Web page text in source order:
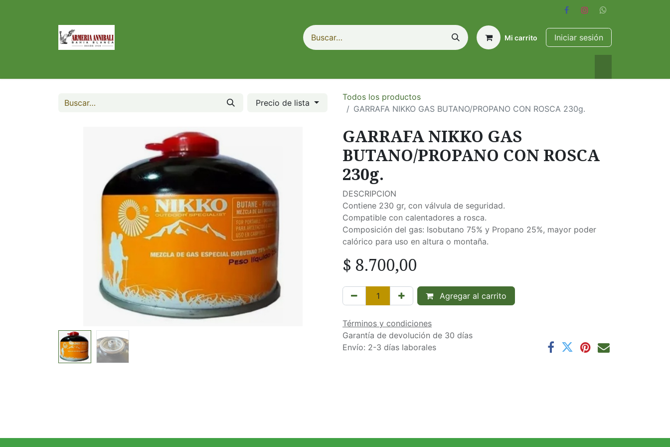
Mi carrito Iniciar sesión
Precio de lista
Todos los productos
GARRAFA NIKKO GAS BUTANO/PROPANO CON ROSCA 230g.
GARRAFA NIKKO GAS
BUTANO/PROPANO CON ROSCA
230g.
DESCRIPCION
Contiene 230 gr, con válvula de seguridad.
Compatible con calentadores a rosca.
Composición del gas: Isobutano 75% y Propano 25%, mayor poder
calórico para uso en altura o montaña.
$ 8.700,00
Agregar al carrito
Términos y condiciones
Garantía de devolución de 30 días
Envío: 2-3 días laborales